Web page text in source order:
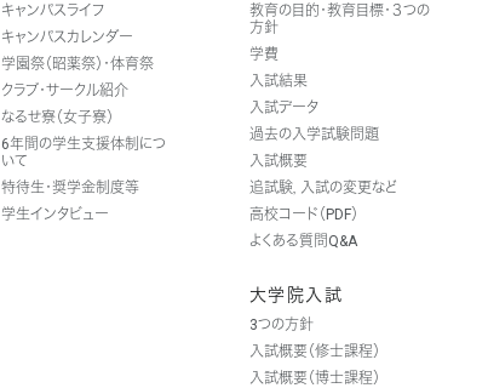
キャンパスライフ
キャンパスカレンダー
学園祭（昭薬祭）・体育祭
クラブ・サークル紹介
なるせ寮（女子寮）
6年間の学生支援体制につ
いて
特待生・奨学金制度等
学生インタビュー
教育の目的・教育目標・３つの
方針
学費
入試結果
入試データ
過去の入学試験問題
入試概要
追試験，入試の変更など
高校コード（PDF）
よくある質問Q&A
大学院入試
3つの方針
入試概要（修士課程）
入試概要（博士課程）